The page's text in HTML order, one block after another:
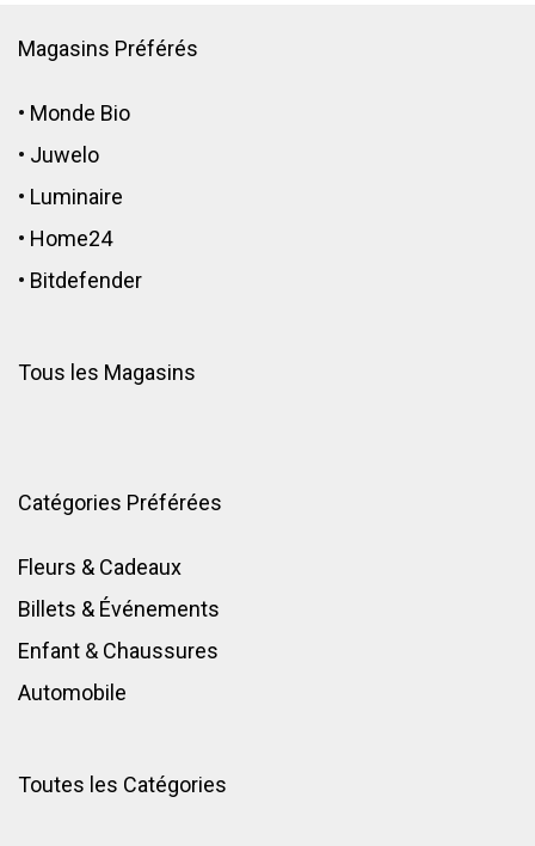
Magasins Préférés
• Monde Bio
• Juwelo
• Luminaire
• Home24
• Bitdefender
Tous les Magasins
Catégories Préférées
Fleurs & Cadeaux
Billets & Événements
Enfant & Chaussures
Automobile
Toutes les Catégories